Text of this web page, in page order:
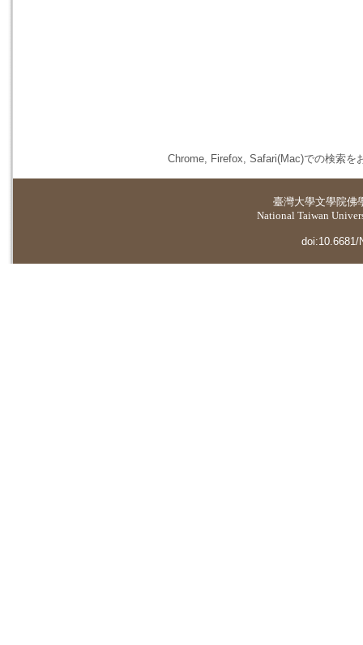
Chrome, Firefox, Safari(Mac)での検索を
臺灣大學文學院佛
National Taiwan
doi:10.6681/